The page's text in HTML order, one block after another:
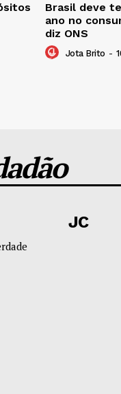
Brasil deve
ano no
diz ONS
Jota Brito -
JC